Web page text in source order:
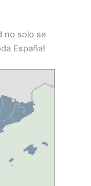
no solo se
España!